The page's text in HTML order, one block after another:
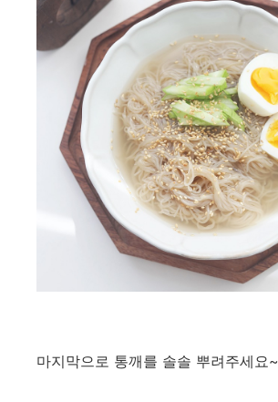
마지막으로 통깨를 솔솔 뿌려주세요~